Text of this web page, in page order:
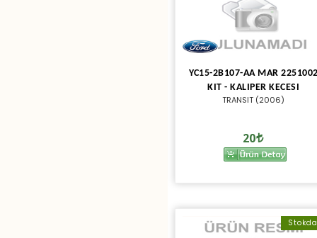
YC15-2B107-AA MAR
KIT - KALIPER KECESI
TRANSIT (2006)
20
Stokda